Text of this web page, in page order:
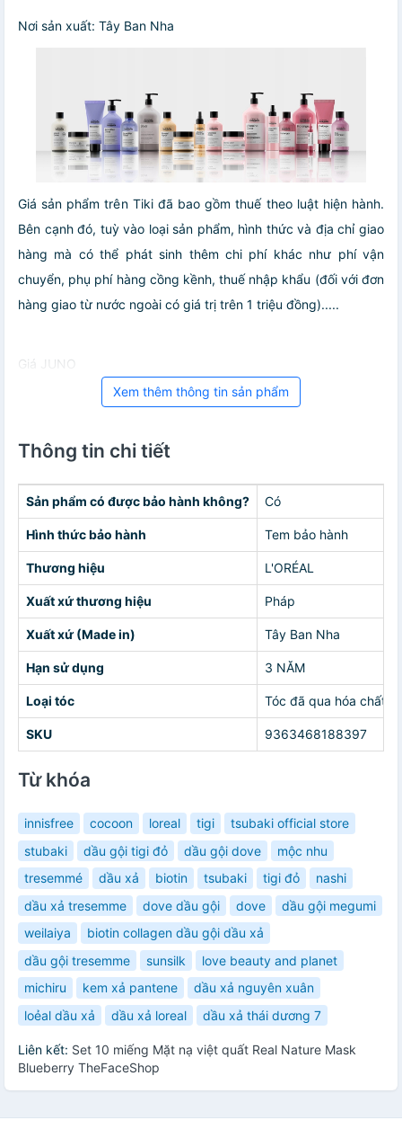
Nơi sản xuất: Tây Ban Nha
Giá sản phẩm trên Tiki đã bao gồm thuế theo luật hiện hành.
Bên cạnh đó, tuỳ vào loại sản phẩm, hình thức và địa chỉ giao
hàng mà có thể phát sinh thêm chi phí khác như phí vận
chuyển, phụ phí hàng cồng kềnh, thuế nhập khẩu (đối với đơn
hàng giao từ nước ngoài có giá trị trên 1 triệu đồng).....
Giá JUNO
Xem thêm thông tin sản phẩm
Thông tin chi tiết
Sản phẩm có được bảo hành không? Có
Hình thức bảo hành Tem bảo hành
Thương hiệu L'ORÉAL
Xuất xứ thương hiệu Pháp
Xuất xứ (Made in) Tây Ban Nha
Hạn sử dụng 3 NĂM
Loại tóc Tóc đã qua hóa chất
SKU 9363468188397
Từ khóa
innisfree cocoon loreal tigi
tsubaki official store
stubaki
dầu gội tigi đỏ dầu gội dove
mộc nhu
tresemmé
dầu xả biotin tsubaki tigi đỏ
nashi
dầu xả tresemme
dove dầu gội dove
dầu gội megumi
weilaiya
biotin collagen dầu gội dầu xả
dầu gội tresemme
sunsilk
love beauty and planet
michiru
kem xả pantene
dầu xả nguyên xuân
loẻal dầu xả
dầu xả loreal dầu xả thái dương 7
Liên kết: Set 10 miếng Mặt nạ việt quất Real Nature Mask
Blueberry TheFaceShop